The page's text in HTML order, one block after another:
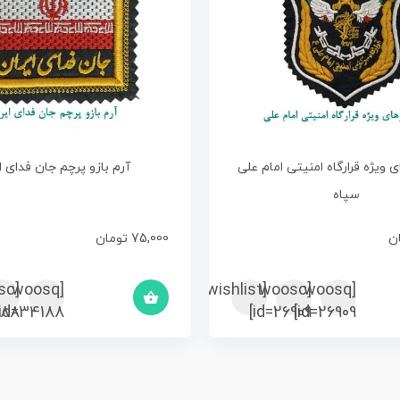
ویژه قرارگاه امنیتی امام علی
سپاه
[yith_wcwl_add_to_wishlist]
[woosc
id=26909]
[woosq
id=26909]
آرم بازو پرچم جان فدای
75,000 تومان
[woosq